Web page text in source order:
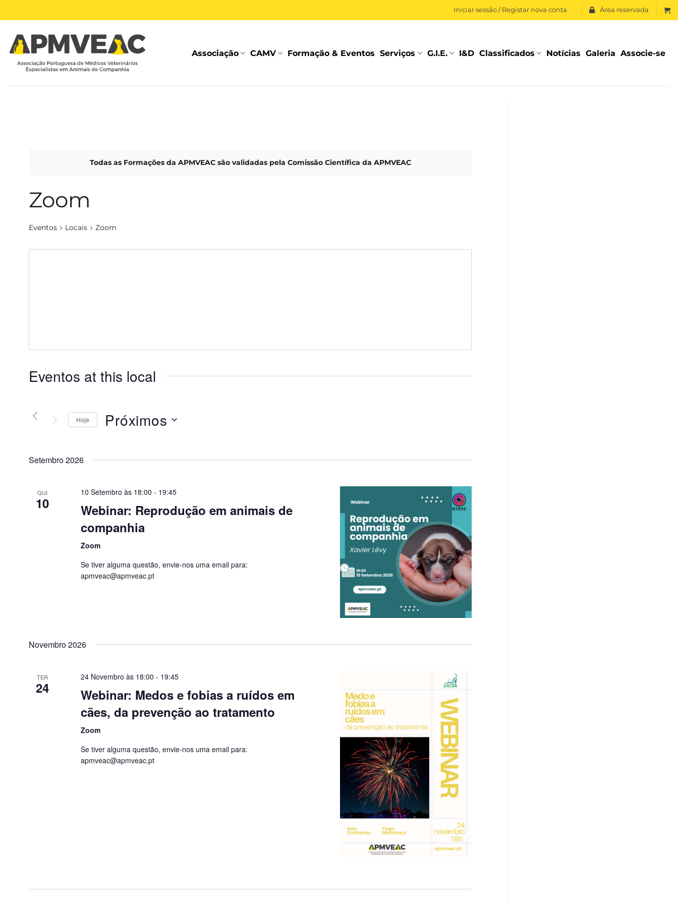
to
Iniciar sessão / Registar nova conta Área reservada
Associação CAMV Formação & Eventos Serviços G.I.E. I&D Classificados Notícias Galeria Associe-se
Todas as Formações da APMVEAC são validadas pela Comissão Científica da APMVEAC
Zoom
Eventos Locais Zoom
Eventos at this local
Hoje Próximos
Setembro 2026
QUI
10
10 Setembro às 18:00 - 19:45
Webinar: Reprodução em animais de
companhia
Zoom
Se tiver alguma questão, envie-nos uma email para:
apmveac@apmveac.pt
Novembro 2026
TER
24
24 Novembro às 18:00 - 19:45
Webinar: Medos e fobias a ruídos em
cães, da prevenção ao tratamento
Zoom
Se tiver alguma questão, envie-nos uma email para:
apmveac@apmveac.pt